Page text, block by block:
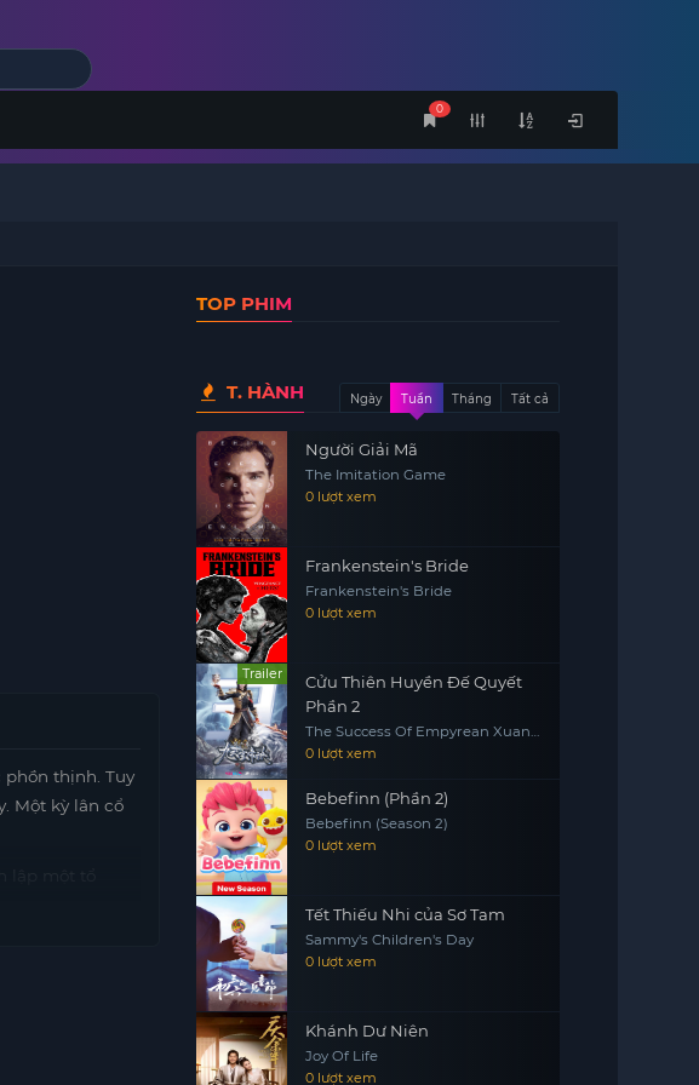
0
phồn thịnh. Tuy
Một kỳ lân cổ
chiến giữa tình
TOP PHIM
T. HÀNH Ngày Tuần Tháng Tất cả
Người Giải Mã
The Imitation Game
0 lượt xem
Frankenstein's Bride
Frankenstein's Bride
0 lượt xem
Trailer
Cửu Thiên Huyền Đế Quyết
Phần 2
The Success Of Empyrean Xuan
Emperor
0 lượt xem
Bebefinn (Phần 2)
Bebefinn (Season 2)
0 lượt xem
Tết Thiếu Nhi của Sơ Tam
Sammy's Children's Day
0 lượt xem
Khánh Dư Niên
Joy Of Life
0 lượt xem